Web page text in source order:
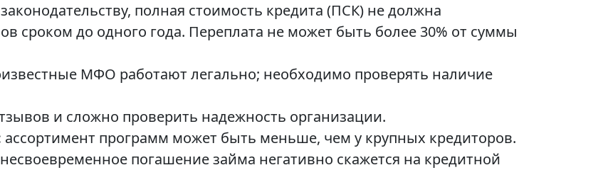
полная стоимость кредита (ПСК) не должна
сроком до одного года. Переплата не может быть более 30% от суммы
МФО работают легально; необходимо проверять наличие
и сложно проверить надежность организации.
ассортимент программ может быть меньше, чем у крупных кредиторов.
несвоевременное погашение займа негативно скажется на кредитной